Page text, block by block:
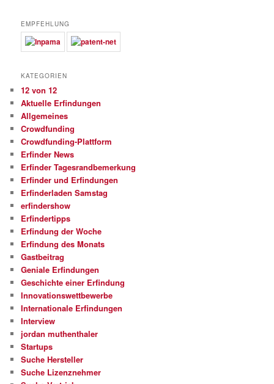
EMPFEHLUNG
KATEGORIEN
12 von 12
Aktuelle Erfindungen
Allgemeines
Crowdfunding
Crowdfunding-Plattform
Erfinder News
Erfinder Tagesrandbemerkung
Erfinder und Erfindungen
Erfinderladen Samstag
erfindershow
Erfindertipps
Erfindung der Woche
Erfindung des Monats
Gastbeitrag
Geniale Erfindungen
Geschichte einer Erfindung
Innovationswettbewerbe
Internationale Erfindungen
Interview
jordan muthenthaler
Startups
Suche Hersteller
Suche Lizenznehmer